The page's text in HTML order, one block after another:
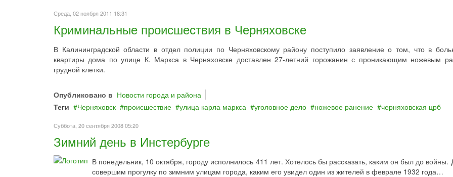
Среда, 02 ноября 2011 18:31
Криминальные происшествия в Черняховске
В Калининградской области в отдел полиции по Черняховскому району поступило заявление о том, что в
квартиры дома по улице К. Маркса в Черняховске доставлен 27-летний горожанин с проникающим ножевым
грудной клетки.
Опубликовано в Новости города и района
Теги
Черняховск происшествие улица карла маркса уголовное дело ножевое ранение черняховская црб
Суббота, 20 сентября 2008 05:20
Зимний день в Инстербурге
В понедельник, 10 октября, городу исполнилось 411 лет. Хотелось бы рассказать, каким он был до войны.
совершим прогулку по зимним улицам города, каким его увидел один из жителей в феврале 1932 года…